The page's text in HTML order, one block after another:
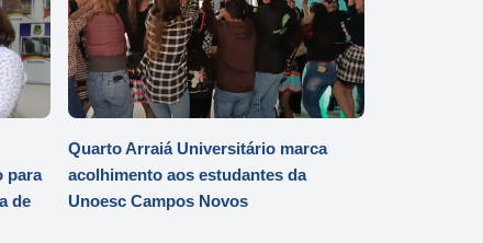
para
de
Quarto Arraiá Universitário marca
acolhimento aos estudantes da
Unoesc Campos Novos